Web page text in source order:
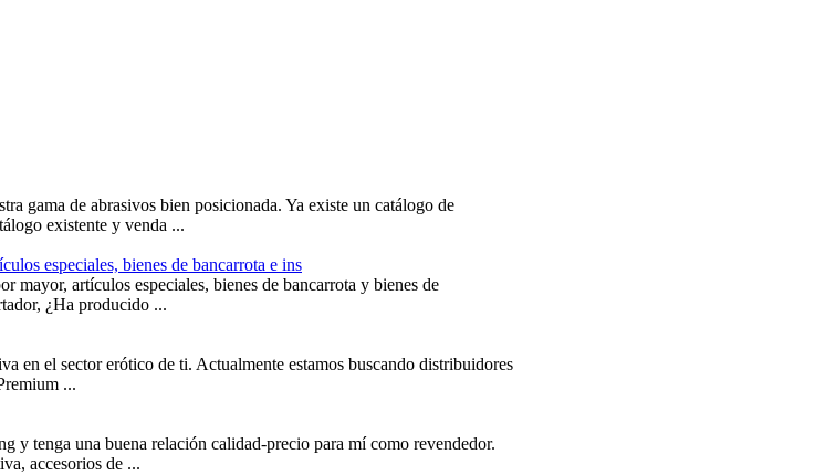
gama de abrasivos bien posicionada. Ya existe un catálogo de
existente y venda ...
especiales, bienes de bancarrota e ins
mayor, artículos especiales, bienes de bancarrota y bienes de
¿Ha producido ...
en el sector erótico de ti. Actualmente estamos buscando distribuidores
...
y tenga una buena relación calidad-precio para mí como revendedor.
accesorios de ...